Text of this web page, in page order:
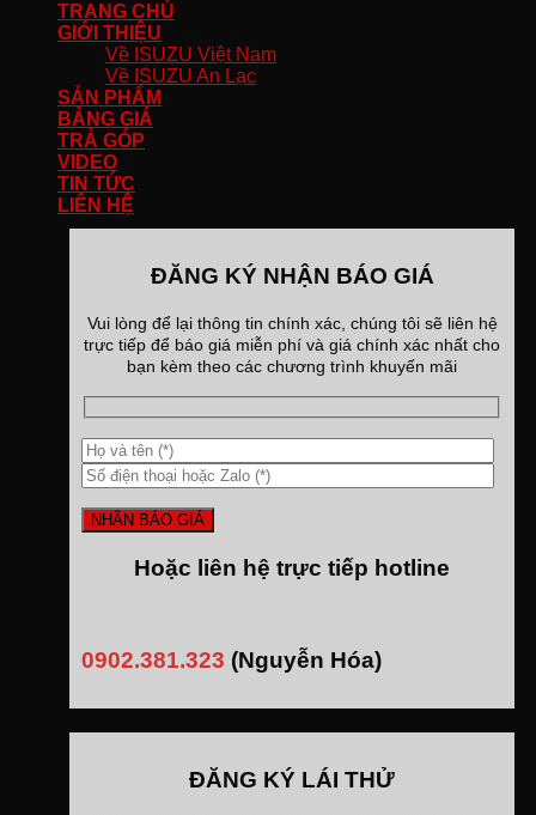
TRANG CHỦ
GIỚI THIỆU
Về ISUZU Việt Nam
Về ISUZU An Lạc
SẢN PHẨM
BẢNG GIÁ
TRẢ GÓP
VIDEO
TIN TỨC
LIÊN HỆ
ĐĂNG KÝ NHẬN BÁO GIÁ
Vui lòng để lại thông tin chính xác, chúng tôi sẽ liên hệ
trực tiếp để báo giá miễn phí và giá chính xác nhất cho
bạn kèm theo các chương trình khuyến mãi
Hoặc liên hệ trực tiếp hotline
0902.381.323 (Nguyễn Hóa)
ĐĂNG KÝ LÁI THỬ